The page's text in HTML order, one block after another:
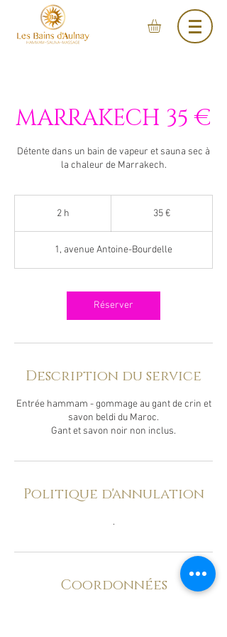
MARRAKECH 35 €
Détente dans un bain de vapeur et sauna sec à
la chaleur de Marrakech.
2 h 35 €
1, avenue Antoine-Bourdelle
Réserver
Description du service
Entrée hammam - gommage au gant de crin et
savon beldi du Maroc.
Gant et savon noir non inclus.
Politique d'annulation
.
Coordonnées